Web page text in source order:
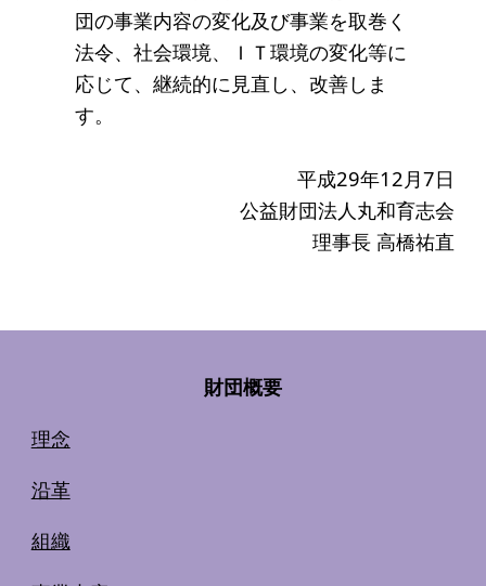
団の事業内容の変化及び事業を取巻く
法令、社会環境、ＩＴ環境の変化等に
応じて、継続的に見直し、改善しま
す。
平成29年12月7日
公益財団法人丸和育志会
理事長 高橋祐直
財団概要
理念
沿革
組織